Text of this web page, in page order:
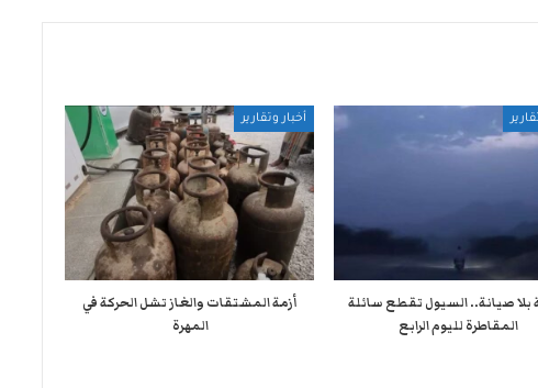
بلا صيانة.. السيول تقطع سائلة
المقاطرة لليوم الرابع
أخبار وتقارير
أزمة المشتقات والغاز تشل الحركة في
المهرة ​